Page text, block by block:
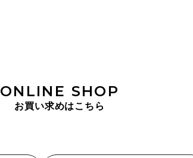
ONLINE SHOP
お買い求めはこちら